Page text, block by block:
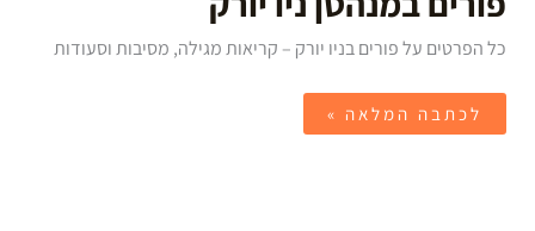
כל הפרטים על פורים בניו יורק – קריאות מגילה, מסיבות וסעודות
לכתבה המלאה »